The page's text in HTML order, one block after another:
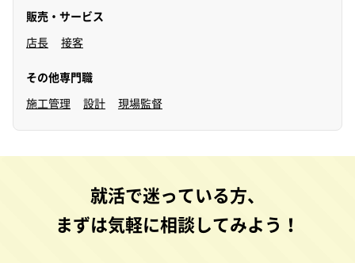
販売・サービス
店長 接客
その他専門職
施工管理 設計 現場監督
就活で迷っている方、
まずは気軽に相談してみよう！